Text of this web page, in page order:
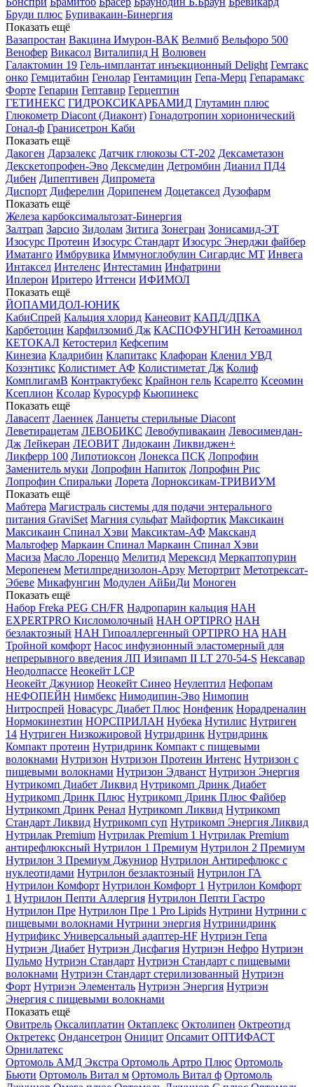
Бруди плюс Бупивакаин-Бинергия
Показать ещё
Вазапростан Вакцина Имурон-ВАК Велмиб Вельфоро 500
Венофер Викасол Виталипид Н Волювен
Галактомин 19 Гель-имплантат инъекционный Delight Гемтакс
онко Гемцитабин Генолар Гентамицин Гепа-Мерц Гепарамакс
Форте Гепарин Гептавир Герцептин
ГЕТИНЕКС ГИДРОКСИКАРБАМИД Глутамин плюс
Глюкометр Diacont (Диаконт) Гонадотропин хорионический
Гонал-ф Гранисетрон Каби
Показать ещё
Дакоген Дарзалекс Датчик глюкозы СТ-202 Дексаметазон
Декскетопрофен-Эво Дексмедин Детромбин Дианил ПД4
Дибен Дипептивен Дипромета
Диспорт Диферелин Дорипенем Доцетаксел Дузофарм
Показать ещё
Железа карбоксимальтозат-Бинергия
Залтрап Зарсио Зидолам Зитига Зонегран Зонисамид-ЭТ
Изосурс Протеин Изосурс Стандарт Изосурс Энерджи файбер
Иматанго Имбрувика Иммуноглобулин Сигардис МТ Инвега
Интаксел Интеленс Интестамин Инфатрини
Иплерон Иритеро Иттенси ИФИМОЛ
Показать ещё
ЙОПАМИДОЛ-ЮНИК
КабиСпрей Кальция хлорид Канеовит КАПД/ДПКА
Карбетоцин Карфилзомиб Дж КАСПОФУНГИН Кетоаминол
КЕТОКАЛ Кетостерил Кефсепим
Кинезиа Кладрибин Клапитакс Клафоран Кленил УВД
Козэнтикс Колистимет АФ Колистиметат Дж Колиф
КомплигамВ Контрактубекс Крайнон гель Ксарелто Ксеомин
Ксеплион Ксолар Куросурф Кьюпинекс
Показать ещё
Лавасепт Лаеннек Ланцеты стерильные Diacont
Леветирацетам ЛЕВОБИКС Левобупивакаин Левосимендан-
Дж Лейкеран ЛЕОВИТ Лидокаин Ликвиджен+
Ликферр 100 Липотиоксон Лонекса ПСК Лопрофин
Заменитель муки Лопрофин Напиток Лопрофин Рис
Лопрофин Спиральки Лорета Лорноксикам-ТРИВИУМ
Показать ещё
Мабтера Магистраль системы для подачи энтерального
питания GraviSet Магния сульфат Майфортик Максикаин
Максикаин Спинал Хэви Максиктам-АФ Максканд
Мальтофер Маркаин Спинал Маркаин Спинал Хэви
Масиза Масло Лоренцо Мелитид Мерексид Меркаптопурин
Меропенем Метилпреднизолон-Арзу Метортрит Метотрексат-
Эбеве Микафунгин Модулен АйБиДи Моноген
Показать ещё
Набор Freka PEG CH/FR Надропарин кальция НАН
EXPERTPRO Кисломолочный НАН OPTIPRO НАН
безлактозный НАН Гипоаллергенный OPTIPRO HA НАН
Тройной комфорт Насос инфузионный эластомерный для
непрерывного введения ЛП Изипамп II LT 270-54-S Нексавар
Неодолпассе Неокейт LCP
Неокейт Джуниор Неокейт Синео Неулептил Нефопам
НЕФОПЕЙН Нимбекс Нимодипин-Эво Нимопин
Нитроспрей Новасурс Диабет Плюс Нонфеник Норадреналин
Нормокинезтин НОРСПРИЛАН Нубека Нутилис Нутриген
14 Нутриген Низкожировой Нутридринк Нутридринк
Компакт протеин Нутридринк Компакт с пищевыми
волокнами Нутризон Нутризон Протеин Интенс Нутризон с
пищевыми волокнами Нутризон Эдванст Нутризон Энергия
Нутрикомп Диабет Ликвид Нутрикомп Дринк Диабет
Нутрикомп Дринк Плюс Нутрикомп Дринк Плюс Файбер
Нутрикомп Дринк Ренал Нутрикомп Ликвид Нутрикомп
Стандарт Ликвид Нутрикомп суп Нутрикомп Энергия Ликвид
Нутрилак Premium Нутрилак Premium 1 Нутрилак Premium
антирефлюксный Нутрилон 1 Премиум Нутрилон 2 Премиум
Нутрилон 3 Премиум Джуниор Нутрилон Антирефлюкс с
нуклеотидами Нутрилон безлактозный Нутрилон ГА
Нутрилон Комфорт Нутрилон Комфорт 1 Нутрилон Комфорт
1 Нутрилон Пепти Аллергия Нутрилон Пепти Гастро
Нутрилон Пре Нутрилон Пре 1 Pro Lipids Нутрини Нутрини с
пищевыми волокнами Нутрини энергия Нутринидринк
Нутрификс Универсальный адаптер-HF Нутриэн Гепа
Нутриэн Диабет Нутриэн Дисфагия Нутриэн Нефро Нутриэн
Пульмо Нутриэн Стандарт Нутриэн Стандарт с пищевыми
волокнами Нутриэн Стандарт стерилизованный Нутриэн
Форт Нутриэн Элементаль Нутриэн Энергия Нутриэн
Энергия с пищевыми волокнами
Показать ещё
Овитрель Оксалиплатин Октаплекс Октолипен Октреотид
Октретекс Ондансетрон Оницит Опсамит ОПТИФАСТ
Орнилатекс
Ортомоль АМД Экстра Ортомоль Артро Плюс Ортомоль
Бьюти Ортомоль Витал м Ортомоль Витал ф Ортомоль